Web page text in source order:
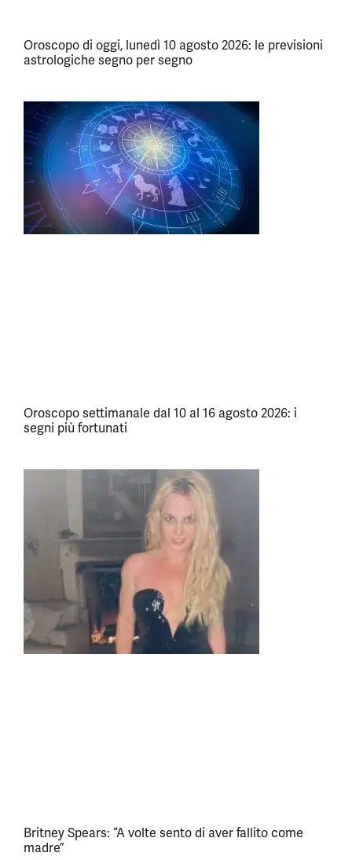
Oroscopo di oggi, lunedì 10 agosto 2026: le previsioni
astrologiche segno per segno
Oroscopo settimanale dal 10 al 16 agosto 2026: i
segni più fortunati
Britney Spears: “A volte sento di aver fallito come
madre”